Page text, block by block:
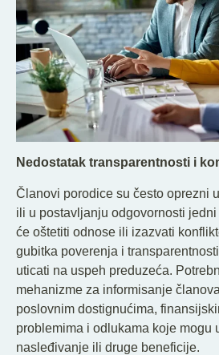
Nedostatak transparentnosti i
Članovi porodice su često oprezni
ili u postavljanju odgovornosti
će oštetiti odnose ili izazvati
gubitka poverenja i
uticati na uspeh preduzeća.
mehanizme za informisanje
poslovnim dostignućima,
problemima i odlukama koje mogu
nasleđivanje ili druge beneficije.